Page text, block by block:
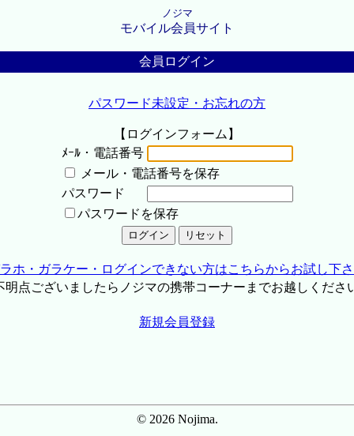
ノジマ
モバイル会員サイト
会員ログイン
パスワード未設定・お忘れの方
【ログインフォーム】
ﾒｰﾙ・電話番号
メール・電話番号を保存
パスワード
パスワードを保存
ホ・ガラケー・ログインできない方はこちらからお試し下
点ございましたらノジマの携帯コーナーまでお越しくださ
新規会員登録
© 2026 Nojima.